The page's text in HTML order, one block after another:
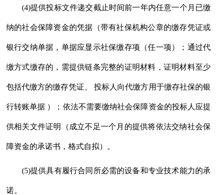
(4)提供投标文件递交截止时间前一年内任意一个月已缴
纳的社会保障资金的凭据（带有社保机构公章的缴存凭证或
银行交纳单据，单据应显示社保缴存项（任一项）；通过代
缴方式缴存的，需提供链条完整的证明材料，证明材料至少
包括代缴方的缴存凭证、 投标人向代缴方用于缴存社保的银
行转账单据 ）；依法不需要缴纳社会保障资金的投标人应提
供相关文件证明（成立不足一个月的提供将依法交纳社会保
障资金的承诺书，格式自拟）。
(5)提供具有履行合同所必需的设备和专业技术能力的承
诺。